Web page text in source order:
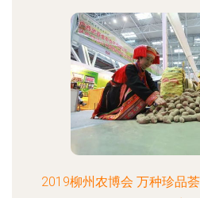
2019柳州农博会 万种珍品